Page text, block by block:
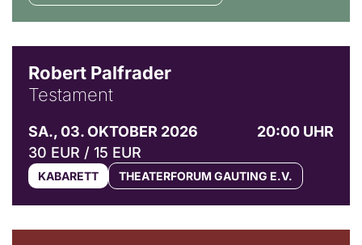
Robert Palfrader
Testament
SA., 03. OKTOBER 2026
20:00 UHR
30 EUR / 15 EUR
KABARETT THEATERFORUM GAUTING E.V.